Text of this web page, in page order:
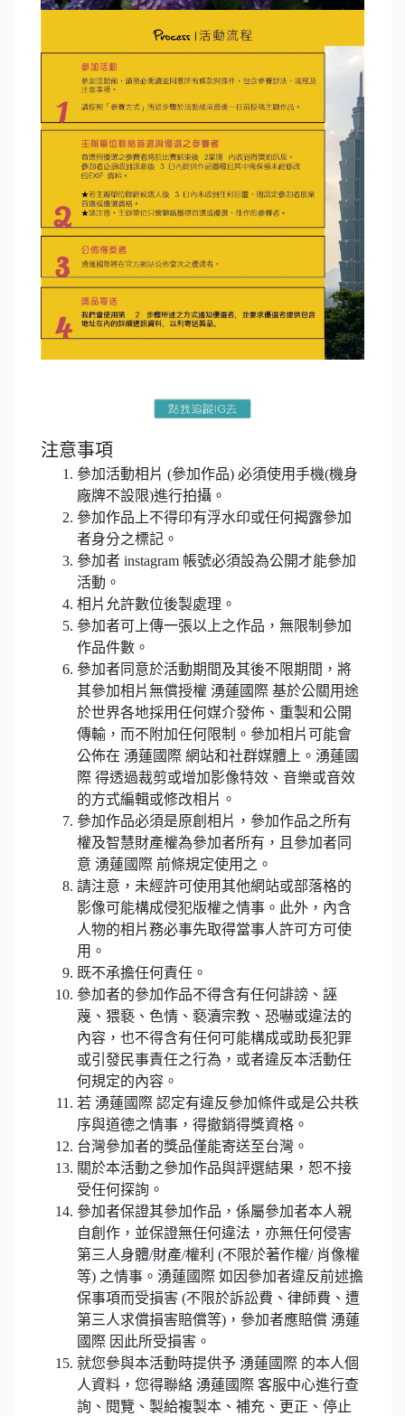
注意事項
參加活動相片 (參加作品) 必須使用手機(機身
廠牌不設限)進行拍攝。
參加作品上不得印有浮水印或任何揭露參加
者身分之標記。
參加者 instagram 帳號必須設為公開才能參加
活動。
相片允許數位後製處理。
參加者可上傳一張以上之作品，無限制參加
作品件數。
參加者同意於活動期間及其後不限期間，將
其參加相片無償授權 湧蓮國際 基於公關用途
於世界各地採用任何媒介發佈、重製和公開
傳輸，而不附加任何限制。參加相片可能會
公佈在 湧蓮國際 網站和社群媒體上。湧蓮國
際 得透過裁剪或增加影像特效、音樂或音效
的方式編輯或修改相片。
參加作品必須是原創相片，參加作品之所有
權及智慧財產權為參加者所有，且參加者同
意 湧蓮國際 前條規定使用之。
請注意，未經許可使用其他網站或部落格的
影像可能構成侵犯版權之情事。此外，內含
人物的相片務必事先取得當事人許可方可使
用。
既不承擔任何責任。
參加者的參加作品不得含有任何誹謗、誣
蔑、猥褻、色情、褻瀆宗教、恐嚇或違法的
內容，也不得含有任何可能構成或助長犯罪
或引發民事責任之行為，或者違反本活動任
何規定的內容。
若 湧蓮國際 認定有違反參加條件或是公共秩
序與道德之情事，得撤銷得獎資格。
台灣參加者的獎品僅能寄送至台灣。
關於本活動之參加作品與評選結果，恕不接
受任何探詢。
參加者保證其參加作品，係屬參加者本人親
自創作，並保證無任何違法，亦無任何侵害
第三人身體/財產/權利 (不限於著作權/ 肖像權
等) 之情事。湧蓮國際 如因參加者違反前述擔
保事項而受損害 (不限於訴訟費、律師費、遭
第三人求償損害賠償等)，參加者應賠償 湧蓮
國際 因此所受損害。
就您參與本活動時提供予 湧蓮國際 的本人個
人資料，您得聯絡 湧蓮國際 客服中心進行查
詢、閱覽、製給複製本、補充、更正、停止